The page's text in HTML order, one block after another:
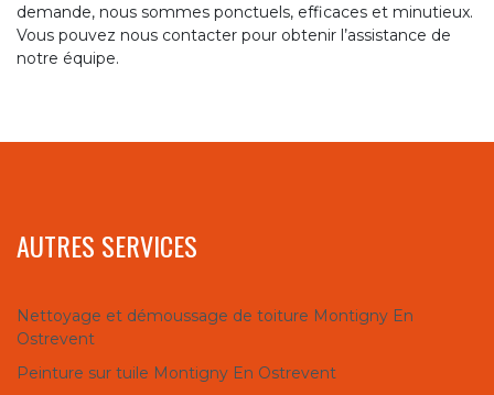
demande, nous sommes ponctuels, efficaces et minutieux.
Vous pouvez nous contacter pour obtenir l’assistance de
notre équipe.
AUTRES SERVICES
Nettoyage et démoussage de toiture Montigny En
Ostrevent
Peinture sur tuile Montigny En Ostrevent